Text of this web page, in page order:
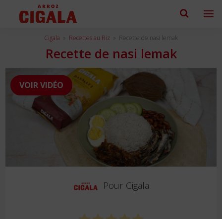
Cigala » Recettes au Riz » Recette de nasi lemak
Recette de nasi lemak
VOIR VIDÉO
Pour Cigala